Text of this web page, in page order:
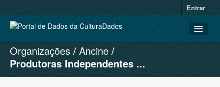
Entrar
CONJUNTOS DE DADOS
ORGANIZAÇÕES
Organizações
Ancine
Produtoras Independentes ...